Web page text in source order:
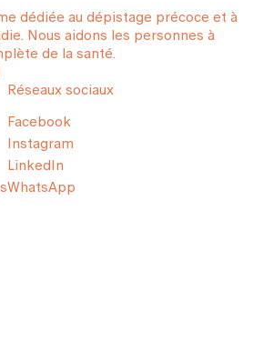
dédiée au dépistage précoce et à
Nous aidons les personnes à
de la santé.
Réseaux sociaux
Facebook
Instagram
LinkedIn
WhatsApp